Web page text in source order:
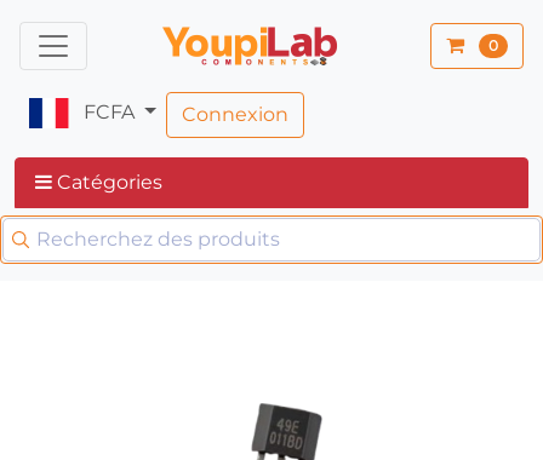
0
FCFA Connexion
Catégories